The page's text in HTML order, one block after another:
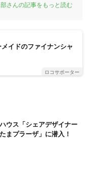
さんの記事をもっと読む
イドのファイナンシャ
ロコサポーター
ウス「シェアデザイナー
まプラーザ」に潜入！